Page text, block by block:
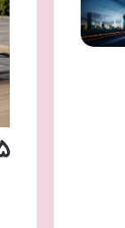
۵ نمونه متن